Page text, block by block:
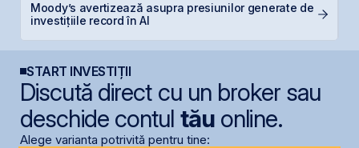
Moody’s avertizează asupra presiunilor generate de
investițiile record în AI
START INVESTIȚII
Discută direct cu un broker sau
deschide contul tăuonline.
Alege varianta potrivită pentru tine: